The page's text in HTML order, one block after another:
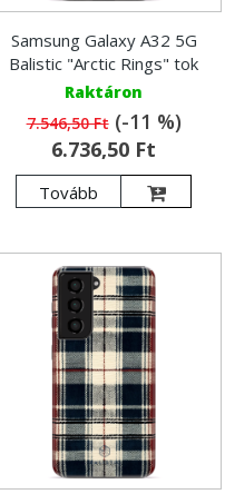
Samsung Galaxy A32 5G
Balistic "Arctic Rings" tok
Raktáron
7.546,50 Ft(-11 %)
6.736,50 Ft
Tovább